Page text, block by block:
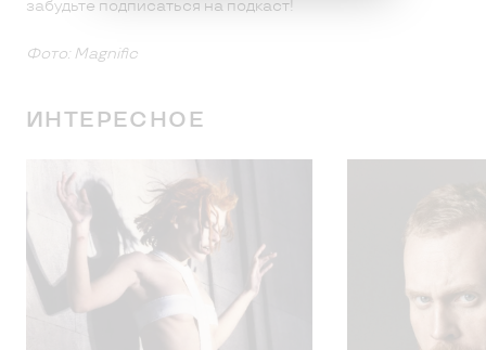
забудьте подписаться на подкаст!
Фото: Magnific
ИНТЕРЕСНОЕ